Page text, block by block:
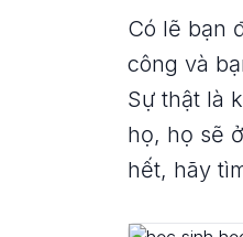
Có lẽ bạn
công và
Sự thật là
họ, họ sẽ
hết, hãy